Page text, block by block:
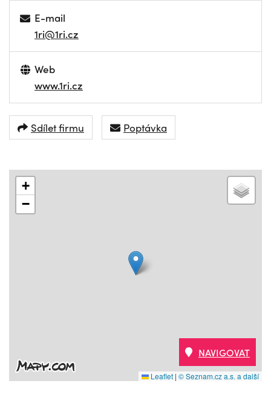
E-mail
1ri@1ri.cz
Web
www.1ri.cz
Sdílet firmu Poptávka
+
−
Leaflet | © Seznam.cz a.s. a další
NAVIGOVAT